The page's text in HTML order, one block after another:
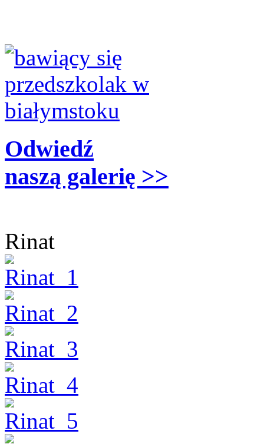
Odwiedź
naszą galerię >>
Rinat